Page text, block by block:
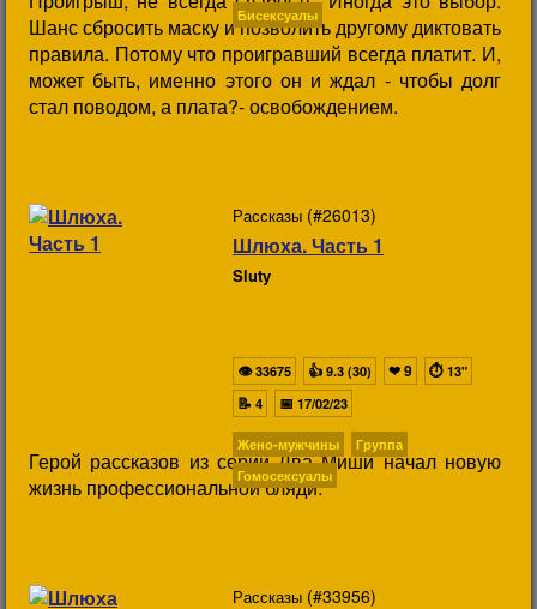
Шанс сбросить маску и позволить другому диктовать
правила. Потому что проигравший всегда платит. И,
может быть, именно этого он и ждал - чтобы долг
стал поводом, а плата?- освобождением.
Бисексуалы
Рассказы (#26013)
Шлюха. Часть 1
Sluty
Герой рассказов из серии Два Миши начал новую
жизнь профессиональной бляди.
👁33675 👍 9.3 (30) ❤9 ⏱ 13"
📝 4 📅 17/02/23
Жено-мужчины
Группа
Гомосексуалы
Рассказы (#33956)